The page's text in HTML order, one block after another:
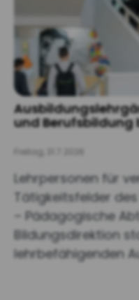
und Berufsbildung
Freitag, 31.7.2026
Lehrpersonen für
Tätigkeitsfelder
– Pädagogische
Bildungsdirektion
lehrbefähigenden